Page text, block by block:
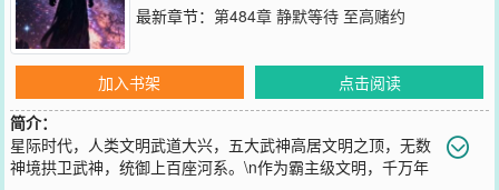
最新章节： 第484章 静默等待 至高赌约
加入书架
点击阅读
简介：
星际时代，人类文明武道大兴，五大武神高居文明之顶，无数
神境拱卫武神，统御上百座河系。\n作为霸主级文明，千万年